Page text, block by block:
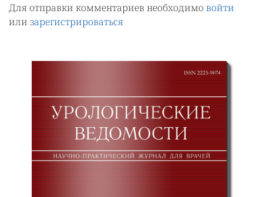
Для отправки комментариев необходимо войти
или зарегистрироваться